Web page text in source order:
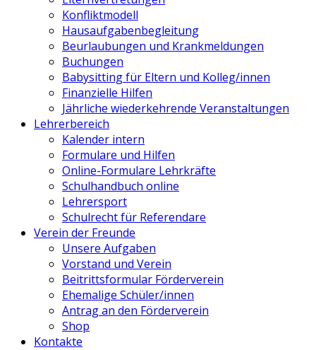
Konfliktmodell
Hausaufgabenbegleitung
Beurlaubungen und Krankmeldungen
Buchungen
Babysitting für Eltern und Kolleg/innen
Finanzielle Hilfen
Jährliche wiederkehrende Veranstaltungen
Lehrerbereich
Kalender intern
Formulare und Hilfen
Online-Formulare Lehrkräfte
Schulhandbuch online
Lehrersport
Schulrecht für Referendare
Verein der Freunde
Unsere Aufgaben
Vorstand und Verein
Beitrittsformular Förderverein
Ehemalige Schüler/innen
Antrag an den Förderverein
Shop
Kontakte